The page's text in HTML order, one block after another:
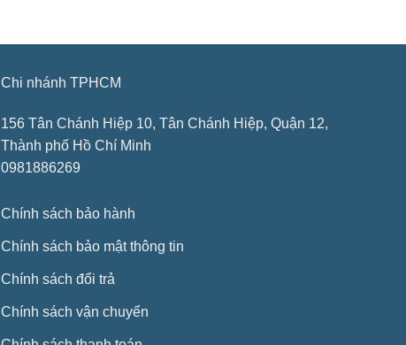
Chi nhánh TPHCM
156 Tân Chánh Hiệp 10, Tân Chánh Hiệp, Quận 12,
Thành phố Hồ Chí Minh
0981886269
Chính sách bảo hành
Chính sách bảo mật thông tin
Chính sách đổi trả
Chính sách vận chuyển